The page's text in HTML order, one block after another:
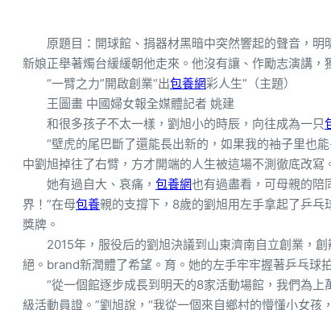
原題目：開球館、捐器材黑暗中突然響起的聲音，
新娘正舉著燭台緩緩朝他走來。他沒有讓、作勵志演講
“一臂之力”開啟創業“出包養網彩人生”（主題）
王圖畫 中國婦女報全媒體記者 姚建
和很多孩子不太一樣，劉旭小的時辰，向往成為一只
“壁虎的尾巴斷了還能長出新的，如果我的袖子里也
中劉旭掉往了右臂，方才開端的人生被這場不測徹底改寫
她有過自大、哀痛， 包養網也有過盡看，可母親的陪
界！”在母包養親的支撐下，8歲的劉旭用左手拿起了乒
獎牌。
2015年，服役后的劉旭決議到山東濟南自立創業，
絕。brand新潤體了希望。育。她的左手牢牢握著乒乓球
“從一個館逐步成長到明天的8家活動場館，我們為
級活動員證。”劉旭說，“我從一個來自鄉村的懵懂小女